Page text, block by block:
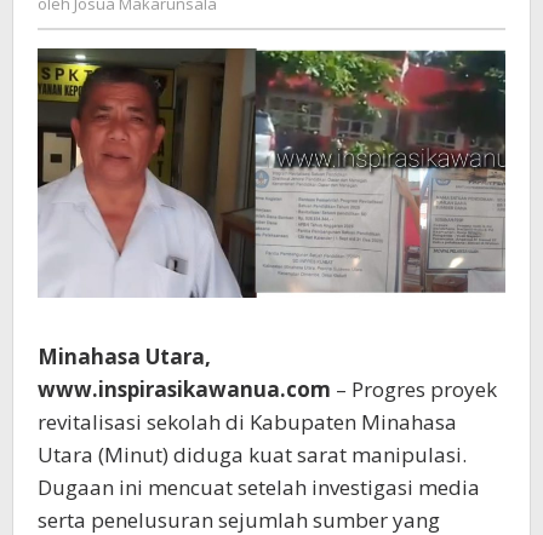
Minahasa Utara,
www.inspirasikawanua.com – Progres proyek
revitalisasi sekolah di Kabupaten Minahasa
Utara (Minut) diduga kuat sarat manipulasi.
Dugaan ini mencuat setelah investigasi media
serta penelusuran sejumlah sumber yang